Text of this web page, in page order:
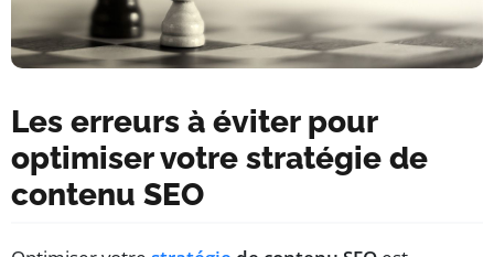
Les erreurs à éviter pour
optimiser votre stratégie de
contenu SEO